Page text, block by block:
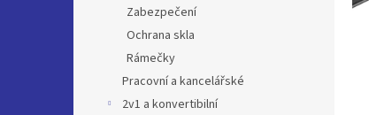
Zabezpečení
Ochrana skla
Rámečky
Pracovní a kancelářské
2v1 a konvertibilní